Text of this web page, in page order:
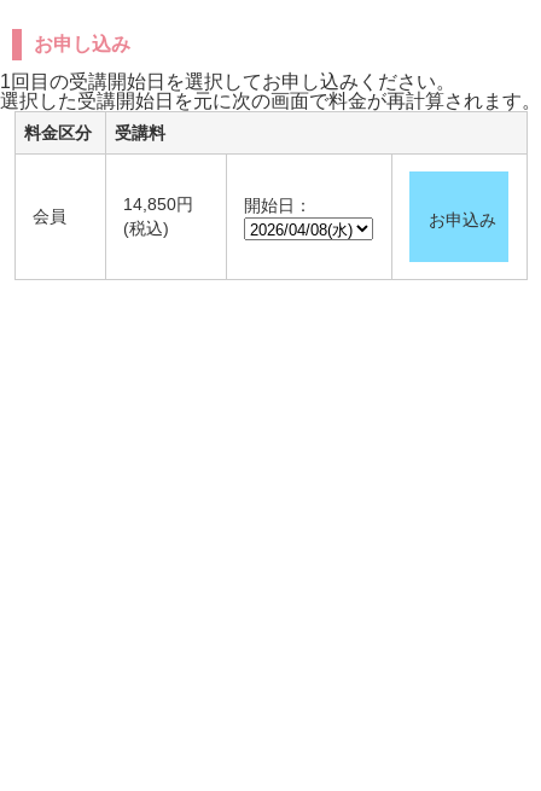
お申し込み
1回目の受講開始日を選択してお申し込みください。
選択した受講開始日を元に次の画面で料金が再計算されます。
料金区分 受講料
会員
14,850円
(税込)
開始日：
お申込み